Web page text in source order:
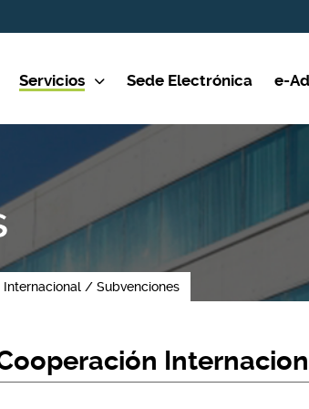
Servicios Sede Electrónica e-
Subvenciones